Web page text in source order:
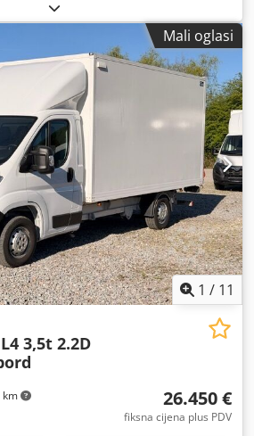
, vrsta prijenosa:
6e,
Mali oglasi
1 / 11
km
3,5t 2.2D
26.450 €
fiksna cijena plus PDV